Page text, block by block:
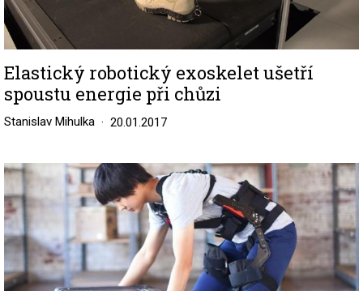
Elastický robotický exoskelet ušetří
spoustu energie při chůzi
Stanislav Mihulka 20.01.2017
Image